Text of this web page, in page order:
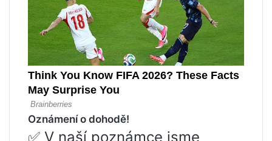
Oznámení o dohodě!
✅ V naší poznámce jsme